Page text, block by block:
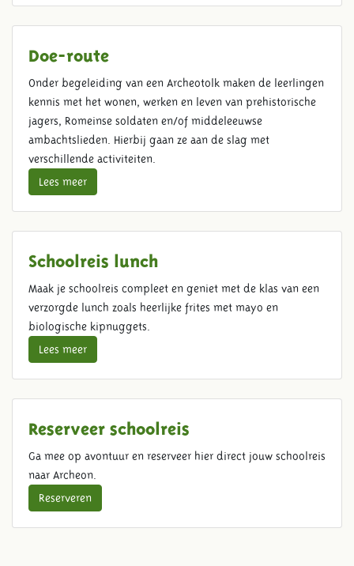
Doe-route
Onder begeleiding van een Archeotolk maken de leerlingen
kennis met het wonen, werken en leven van prehistorische
jagers, Romeinse soldaten en/of middeleeuwse
ambachtslieden. Hierbij gaan ze aan de slag met
verschillende activiteiten.
Lees meer
Schoolreis lunch
Maak je schoolreis compleet en geniet met de klas van een
verzorgde lunch zoals heerlijke frites met mayo en
biologische kipnuggets.
Lees meer
Reserveer schoolreis
Ga mee op avontuur en reserveer hier direct jouw schoolreis
naar Archeon.
Reserveren